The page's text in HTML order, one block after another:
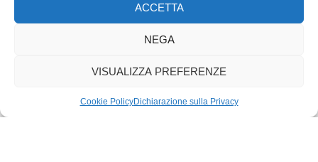
ACCETTA
NEGA
VISUALIZZA PREFERENZE
Cookie PolicyDichiarazione sulla Privacy